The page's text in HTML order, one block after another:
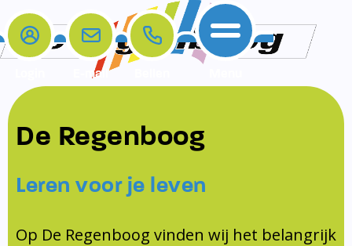
Home
De school
Opleiding en Stage
KomKids
Ouders
Ouders
Contact
Contact
Contact
Samenwerkingen
Schoollogopedist
E-mail
De Regenboog
Leren voor je leven
Op De Regenboog vinden wij het belangrijk